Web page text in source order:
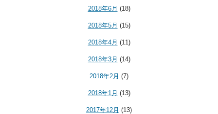
2018年6月 (18)
2018年5月 (15)
2018年4月 (11)
2018年3月 (14)
2018年2月 (7)
2018年1月 (13)
2017年12月 (13)